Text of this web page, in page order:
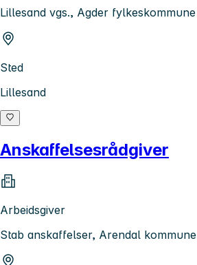
Lillesand vgs., Agder fylkeskommune
Sted
Lillesand
Anskaffelsesrådgiver
Arbeidsgiver
Stab anskaffelser, Arendal kommune